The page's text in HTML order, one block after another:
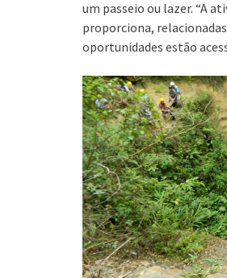
um passeio ou lazer. “A
proporciona,
oportunidades estão